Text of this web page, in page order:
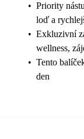
• Priority
loď a
• Exkluzivní
wellness,
• Tento
den